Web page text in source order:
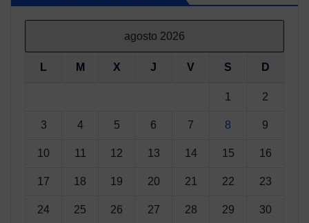
agosto 2026
L M X J V S D
1 2
3 4 5 6 7 8 9
10 11 12 13 14 15 16
17 18 19 20 21 22 23
24 25 26 27 28 29 30